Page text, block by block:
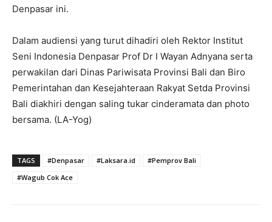
Denpasar ini.
Dalam audiensi yang turut dihadiri oleh Rektor Institut
Seni Indonesia Denpasar Prof Dr I Wayan Adnyana serta
perwakilan dari Dinas Pariwisata Provinsi Bali dan Biro
Pemerintahan dan Kesejahteraan Rakyat Setda Provinsi
Bali diakhiri dengan saling tukar cinderamata dan photo
bersama. (LA-Yog)
TAGS #Denpasar #Laksara.id
#Pemprov Bali
#Wagub Cok Ace